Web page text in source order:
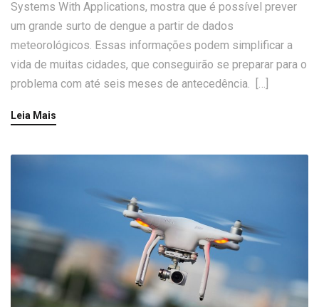
Systems With Applications, mostra que é possível prever
um grande surto de dengue a partir de dados
meteorológicos. Essas informações podem simplificar a
vida de muitas cidades, que conseguirão se preparar para o
problema com até seis meses de antecedência. […]
Leia Mais